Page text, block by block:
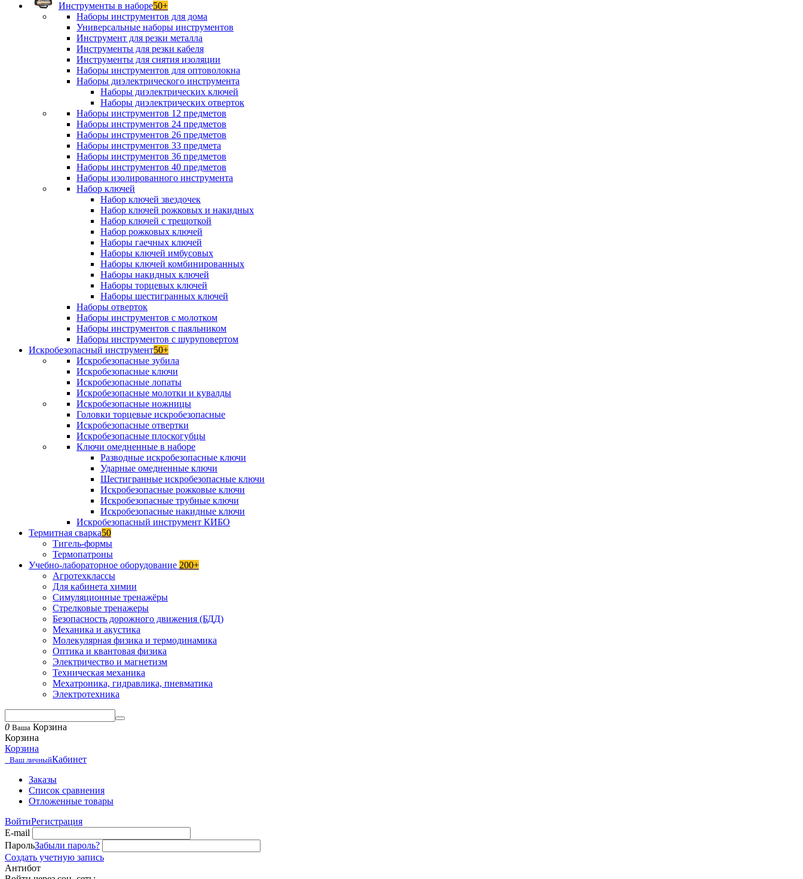
Инструменты в наборе50+
Наборы инструментов для дома
Универсальные наборы инструментов
Инструмент для резки металла
Инструменты для резки кабеля
Инструменты для снятия изоляции
Наборы инструментов для оптоволокна
Наборы диэлектрического инструмента
Наборы диэлектрических ключей
Наборы диэлектрических отверток
Наборы инструментов 12 предметов
Наборы инструментов 24 предметов
Наборы инструментов 26 предметов
Наборы инструментов 33 предмета
Наборы инструментов 36 предметов
Наборы инструментов 40 предметов
Наборы изолированного инструмента
Набор ключей
Набор ключей звездочек
Набор ключей рожковых и накидных
Набор ключей с трещоткой
Набор рожковых ключей
Наборы гаечных ключей
Наборы ключей имбусовых
Наборы ключей комбинированных
Наборы накидных ключей
Наборы торцевых ключей
Наборы шестигранных ключей
Наборы отверток
Наборы инструментов с молотком
Наборы инструментов с паяльником
Наборы инструментов с шуруповертом
Искробезопасный инструмент50+
Искробезопасные зубила
Искробезопасные ключи
Искробезопасные лопаты
Искробезопасные молотки и кувалды
Искробезопасные ножницы
Головки торцевые искробезопасные
Искробезопасные отвертки
Искробезопасные плоскогубцы
Ключи омедненные в наборе
Разводные искробезопасные ключи
Ударные омедненные ключи
Шестигранные искробезопасные ключи
Искробезопасные рожковые ключи
Искробезопасные трубные ключи
Искробезопасные накидные ключи
Искробезопасный инструмент КИБО
Термитная сварка50
Тигель-формы
Термопатроны
Учебно-лабораторное оборудование 200+
Агротехклассы
Для кабинета химии
Симуляционные тренажёры
Стрелковые тренажеры
Безопасность дорожного движения (БДД)
Механика и акустика
Молекулярная физика и термодинамика
Оптика и квантовая физика
Электричество и магнетизм
Техническая механика
Мехатроника, гидравлика, пневматика
Электротехника
0 Ваша Корзина
Корзина
Корзина
Ваш личныйКабинет
Заказы
Список сравнения
Отложенные товары
ВойтиРегистрация
E-mail
ПарольЗабыли пароль?
Создать учетную запись
Антибот